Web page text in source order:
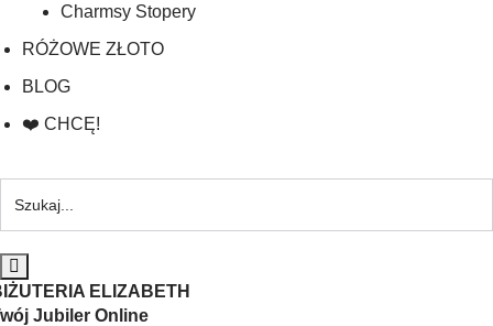
Charmsy Stopery
RÓŻOWE ZŁOTO
BLOG
❤️ CHCĘ!
ELIZABETH
Jubiler Online